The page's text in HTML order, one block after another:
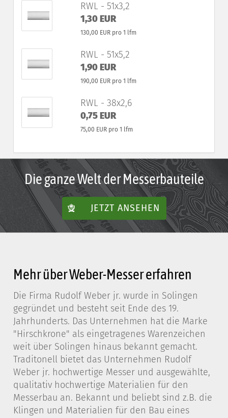
RWL - 51x3,2
1,30 EUR
130,00 EUR pro 1 lfm
RWL - 51x5,2
1,90 EUR
190,00 EUR pro 1 lfm
RWL - 38x2,6
0,75 EUR
75,00 EUR pro 1 lfm
Die ganze Welt der Messerbauteile
JETZT ANSEHEN
Mehr über Weber-Messer erfahren
Die Firma Rudolf Weber jr. wurde in Solingen
gegründet und besteht seit Ende des 19.
Jahrhunderts. Das Unternehmen hat die Marke
"Hirschkrone" als eingetragenes Warenzeichen
weit über Solingen hinaus bekannt gemacht.
Traditonell bietet das Unternehmen Rudolf
Weber jr. hochwertige Messer und ausgewählte,
qualitativ hochwertige Materialien für den
Messerbau an. Bekannt und beliebt sind z.B. die
Klingen und Materialien für den Bau eines